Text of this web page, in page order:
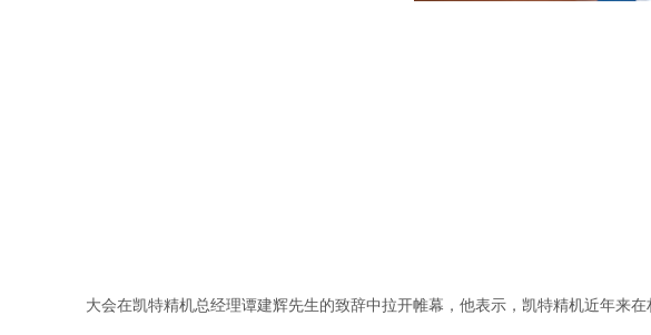
大会在凯特精机总经理谭建辉先生的致辞中拉开帷幕，他表示，凯特精机近年来